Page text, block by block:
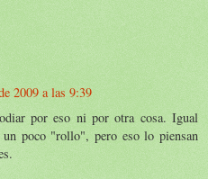
2009 a las 9:39
por eso ni por otra cosa. Igual
un poco "rollo", pero eso lo piensan